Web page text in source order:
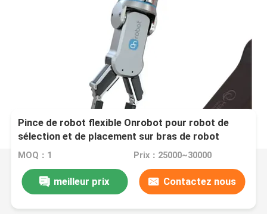
Pince de robot flexible Onrobot pour robot de
sélection et de placement sur bras de robot
collaboratif UR10e de 33,5 kg
MOQ：1 Prix：25000~30000
meilleur prix Contactez nous